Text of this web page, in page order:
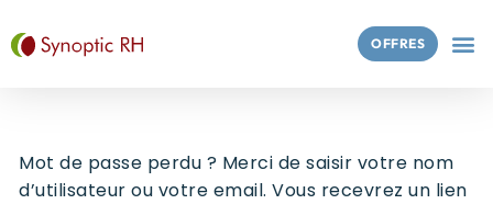
OFFRES
Mot de passe perdu ? Merci de saisir votre nom
d’utilisateur ou votre email. Vous recevrez un lien